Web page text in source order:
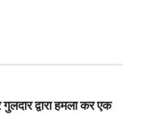
द्वारा हमला कर एक